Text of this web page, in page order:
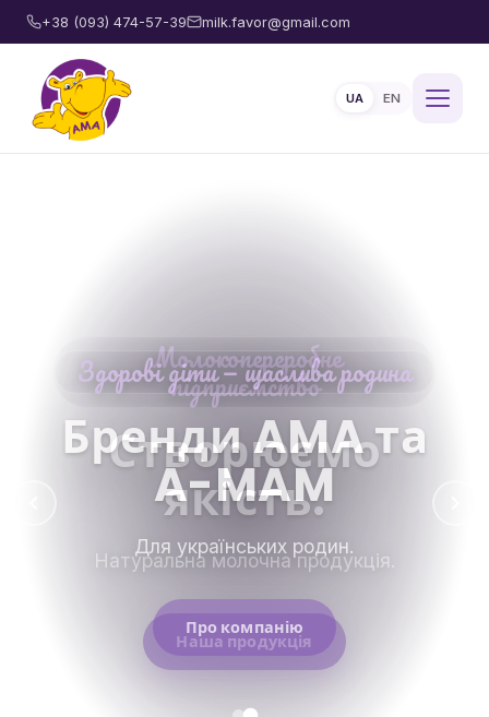
+38 (093) 474-57-39 milk.favor@gmail.com
UA EN
Здорові діти — щаслива родина
Бренди AMA та
A-MAM
Для українських родин.
Про компанію